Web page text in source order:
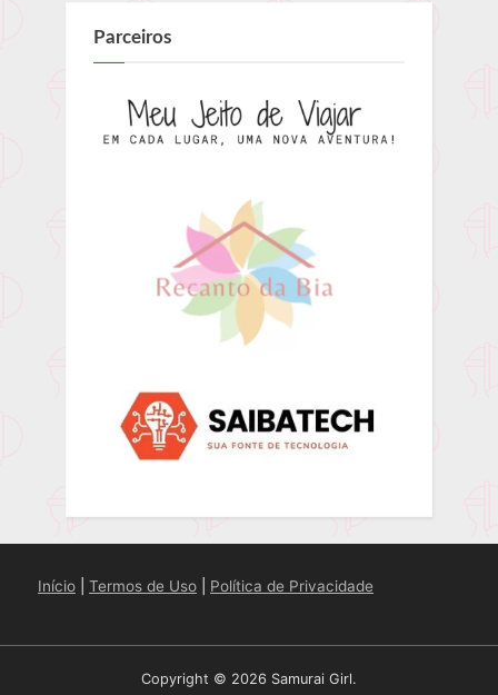
Parceiros
Início Termos de Uso Política de Privacidade
Copyright © 2026 Samurai Girl.